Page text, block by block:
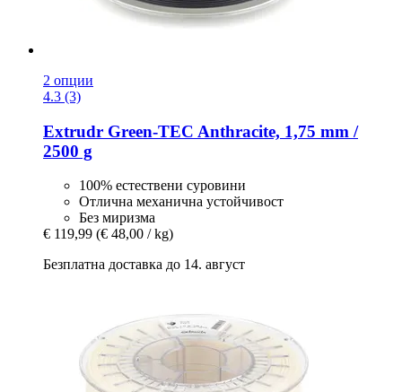
2 опции
4.3 (3)
Extrudr Green-​TEC Anthracite, 1,75 mm /
2500 g
100% естествени суровини
Отлична механична устойчивост
Без миризма
€ 119,99 (€ 48,00 / kg)
Безплатна доставка до 14. август